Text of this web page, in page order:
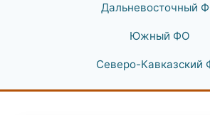
Дальневосточный
Южный ФО
Северо-Кавказский